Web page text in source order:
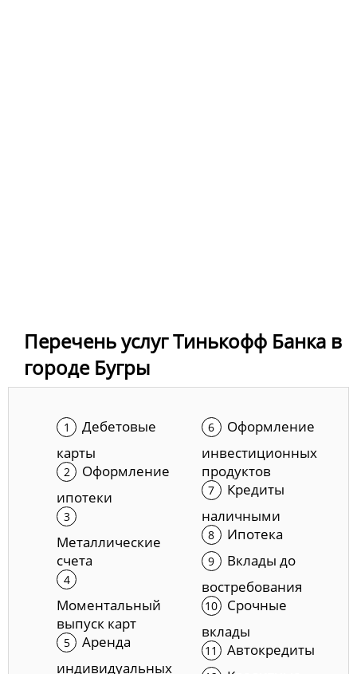
Перечень услуг Тинькофф Банка в
городе Бугры
Дебетовые
карты
Оформление
ипотеки
Металлические
счета
Моментальный
выпуск карт
Аренда
индивидуальных
Оформление
инвестиционных
продуктов
Кредиты
наличными
Ипотека
Вклады до
востребования
Срочные
вклады
Автокредиты